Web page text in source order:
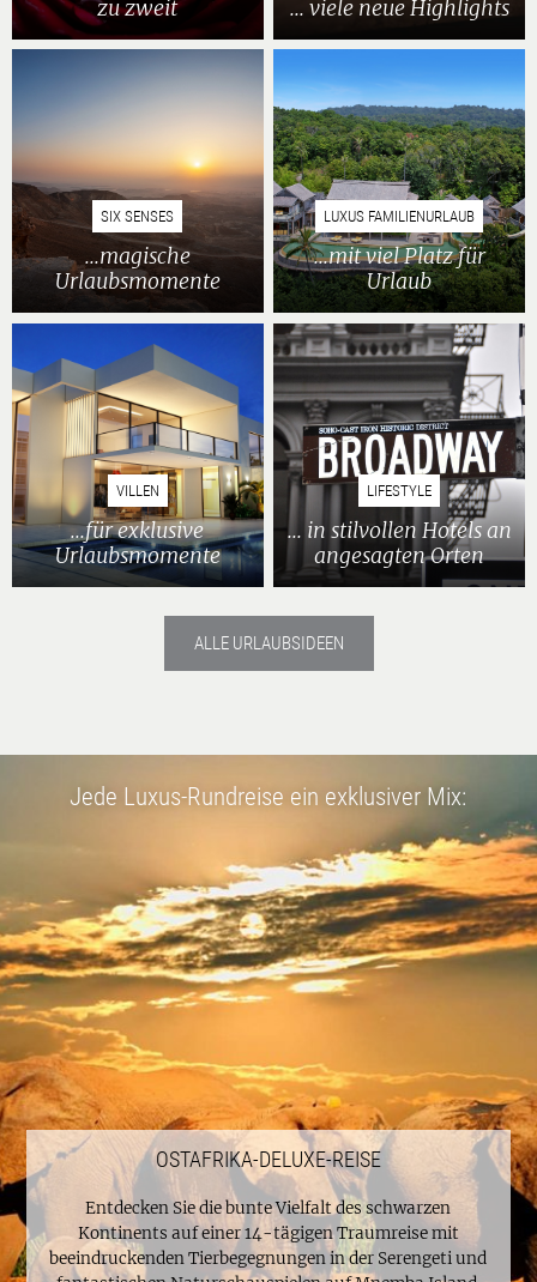
zu zweit ... viele neue Highlights
SIX SENSES
...magische
Urlaubsmomente
LUXUS FAMILIENURLAUB
...mit viel Platz für
Urlaub
VILLEN
...für exklusive
Urlaubsmomente
LIFESTYLE
... in stilvollen Hotels an
angesagten Orten
ALLE URLAUBSIDEEN
OSTAFRIKA-DELUXE-REISE
Entdecken Sie die bunte Vielfalt des schwarzen
Kontinents auf einer 14-tägigen Traumreise mit
beeindruckenden Tierbegegnungen in der Serengeti und
Jede Luxus-Rundreise ein exklusiver Mix: